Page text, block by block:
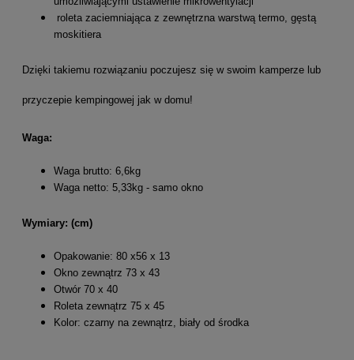
roleta zaciemniająca z zewnętrzna warstwą termo, gęstą
moskitiera
Dzięki takiemu rozwiązaniu poczujesz się w swoim kamperze lub
przyczepie kempingowej jak w domu!
Waga:
Waga brutto: 6,6kg
Waga netto: 5,33kg - samo okno
Wymiary: (cm)
Opakowanie: 80 x56 x 13
Okno zewnątrz 73 x 43
Otwór 70 x 40
Roleta zewnątrz 75 x 45
Kolor: czarny na zewnątrz, biały od środka